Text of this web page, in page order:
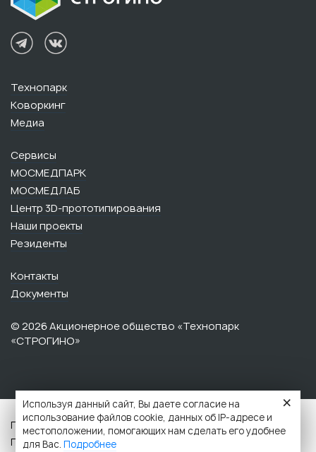
Технопарк
Коворкинг
Медиа
Сервисы
МОСМЕДПАРК
МОСМЕДЛАБ
Центр 3D-прототипирования
Наши проекты
Резиденты
Контакты
Документы
© 2026 Акционерное общество «Технопарк
«СТРОГИНО»‎‎
Политика обработки персональных данных данных
Противодействие коррупции
Используя данный сайт, Вы даете согласие на
использование файлов cookie, данных об IP-адресе и
местоположении, помогающих нам сделать его удобнее
для Вас.Подробнее
×